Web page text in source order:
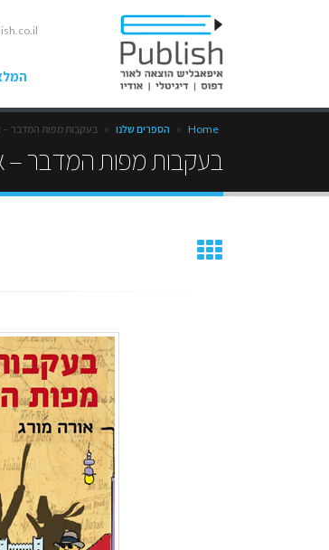
Home
» הספרים שלנו » בעקבות מפות המדבר –
בעקבות מפות המדבר –